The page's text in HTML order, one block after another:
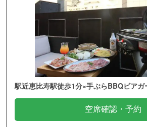
駅近恵比寿駅徒歩1分×手ぶらBBQビアガ
空席確認・予約